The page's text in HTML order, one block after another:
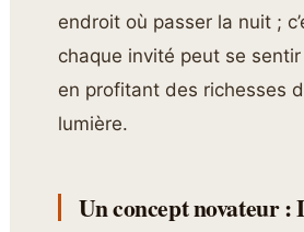
endroit où passer la nuit ;
chaque invité peut se
en profitant des richesses
lumière.
Un concept novateur :